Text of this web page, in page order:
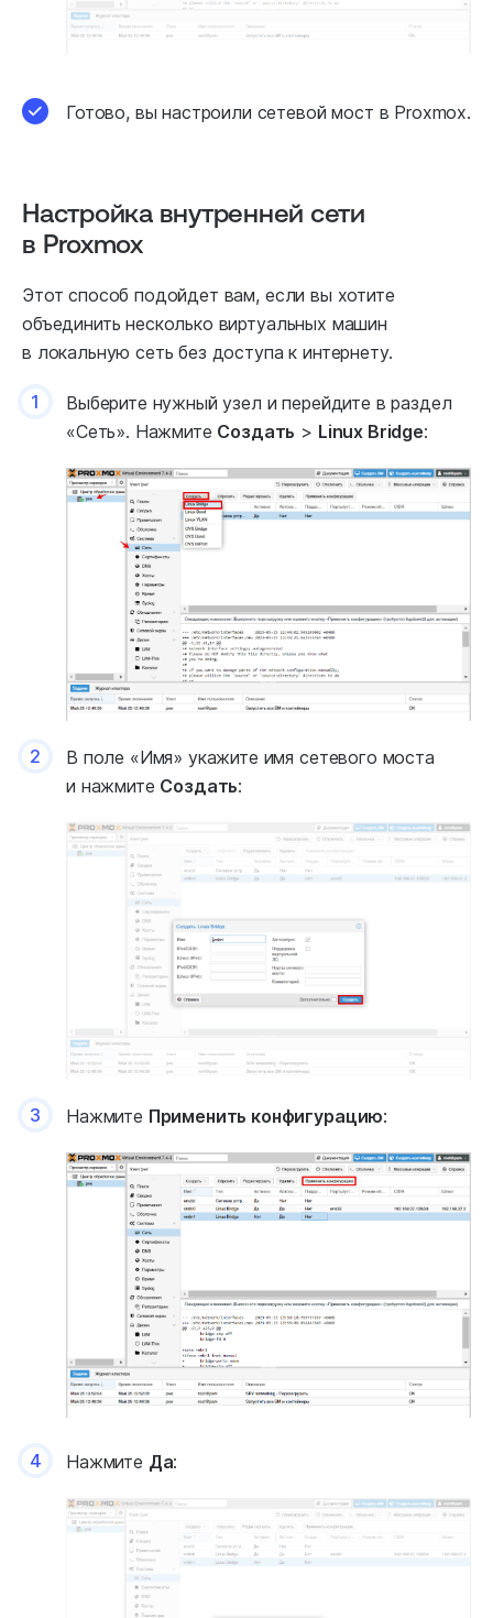
Готово, вы настроили сетевой мост в Proxmox.
Настройка внутренней сети
в Proxmox
Этот способ подойдет вам, если вы хотите
объединить несколько виртуальных машин
в локальную сеть без доступа к интернету.
1
Выберите нужный узел и перейдите в раздел
«Сеть». Нажмите Создать > Linux Bridge:
2
В поле «Имя» укажите имя сетевого моста
и нажмите Создать:
3 Нажмите Применить конфигурацию:
4 Нажмите Да: